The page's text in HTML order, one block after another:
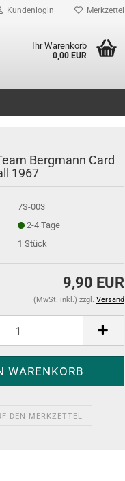
Kundenlogin Merkzettel
Ihr Warenkorb
0,00 EUR
Bergmann Card
1967
7S-003
2-4 Tage
1 Stück
9,90 EUR
(MwSt. inkl.) zzgl. Versand
DEN MERKZETTEL